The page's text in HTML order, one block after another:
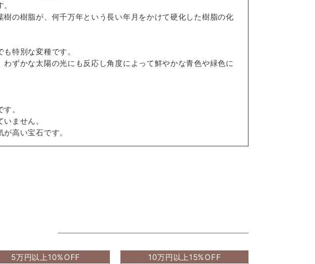
の樹脂が、何千万年という長い年月をかけて硬化した樹脂の化
特別な変種です。
ずかな太陽の光にも反応し角度によって鮮やかな青色や緑色に
。
ません。
高い宝石です。
5万円以上10%OFF
10万円以上15%OFF